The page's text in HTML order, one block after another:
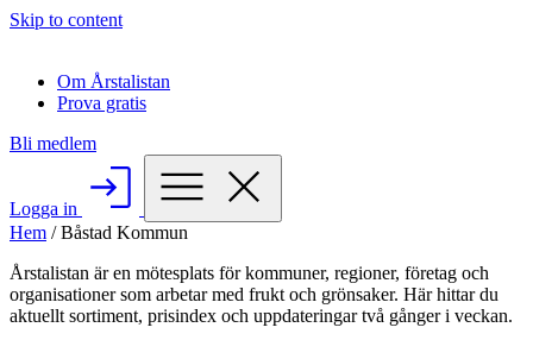
Skip to content
Om Årstalistan
Prova gratis
Bli medlem
Logga in
Hem /Båstad Kommun
Årstalistan är en mötesplats för kommuner, regioner, företag och
organisationer som arbetar med frukt och grönsaker. Här hittar du
aktuellt sortiment, prisindex och uppdateringar två gånger i veckan.